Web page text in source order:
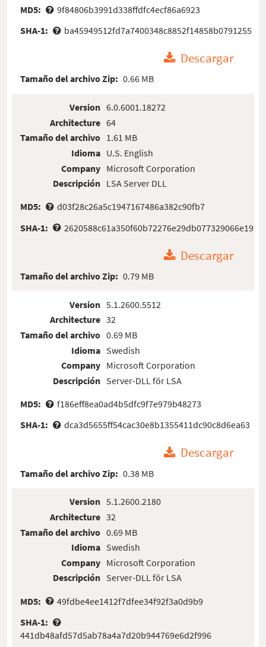
MD5:
9f84806b3991d338ffdfc4ecf86a6923
SHA-1:
ba45949512fd7a7400348c8852f14858b0791255
Descargar
Tamaño del archivo Zip: 0.66 MB
Version
Architecture
Tamaño del archivo
Idioma
Company
Descripción
6.0.6001.18272
64
1.61 MB
U.S. English
Microsoft Corporation
LSA Server DLL
MD5:
d03f28c26a5c1947167486a382c90fb7
SHA-1:
2620588c61a350f60b72276e29db077329066e19
Descargar
Tamaño del archivo Zip: 0.79 MB
Version
Architecture
Tamaño del archivo
Idioma
Company
Descripción
5.1.2600.5512
32
0.69 MB
Swedish
Microsoft Corporation
Server-DLL för LSA
MD5:
f186eff8ea0ad4b5dfc9f7e979b48273
SHA-1:
dca3d5655ff54cac30e8b1355411dc90c8d6ea63
Descargar
Tamaño del archivo Zip: 0.38 MB
Version
Architecture
Tamaño del archivo
Idioma
Company
Descripción
5.1.2600.2180
32
0.69 MB
Swedish
Microsoft Corporation
Server-DLL för LSA
MD5:
49fdbe4ee1412f7dfee34f92f3a0d9b9
SHA-1:
441db48afd57d5ab78a4a7d20b944769e6d2f996